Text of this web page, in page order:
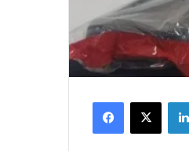
Facebook
X